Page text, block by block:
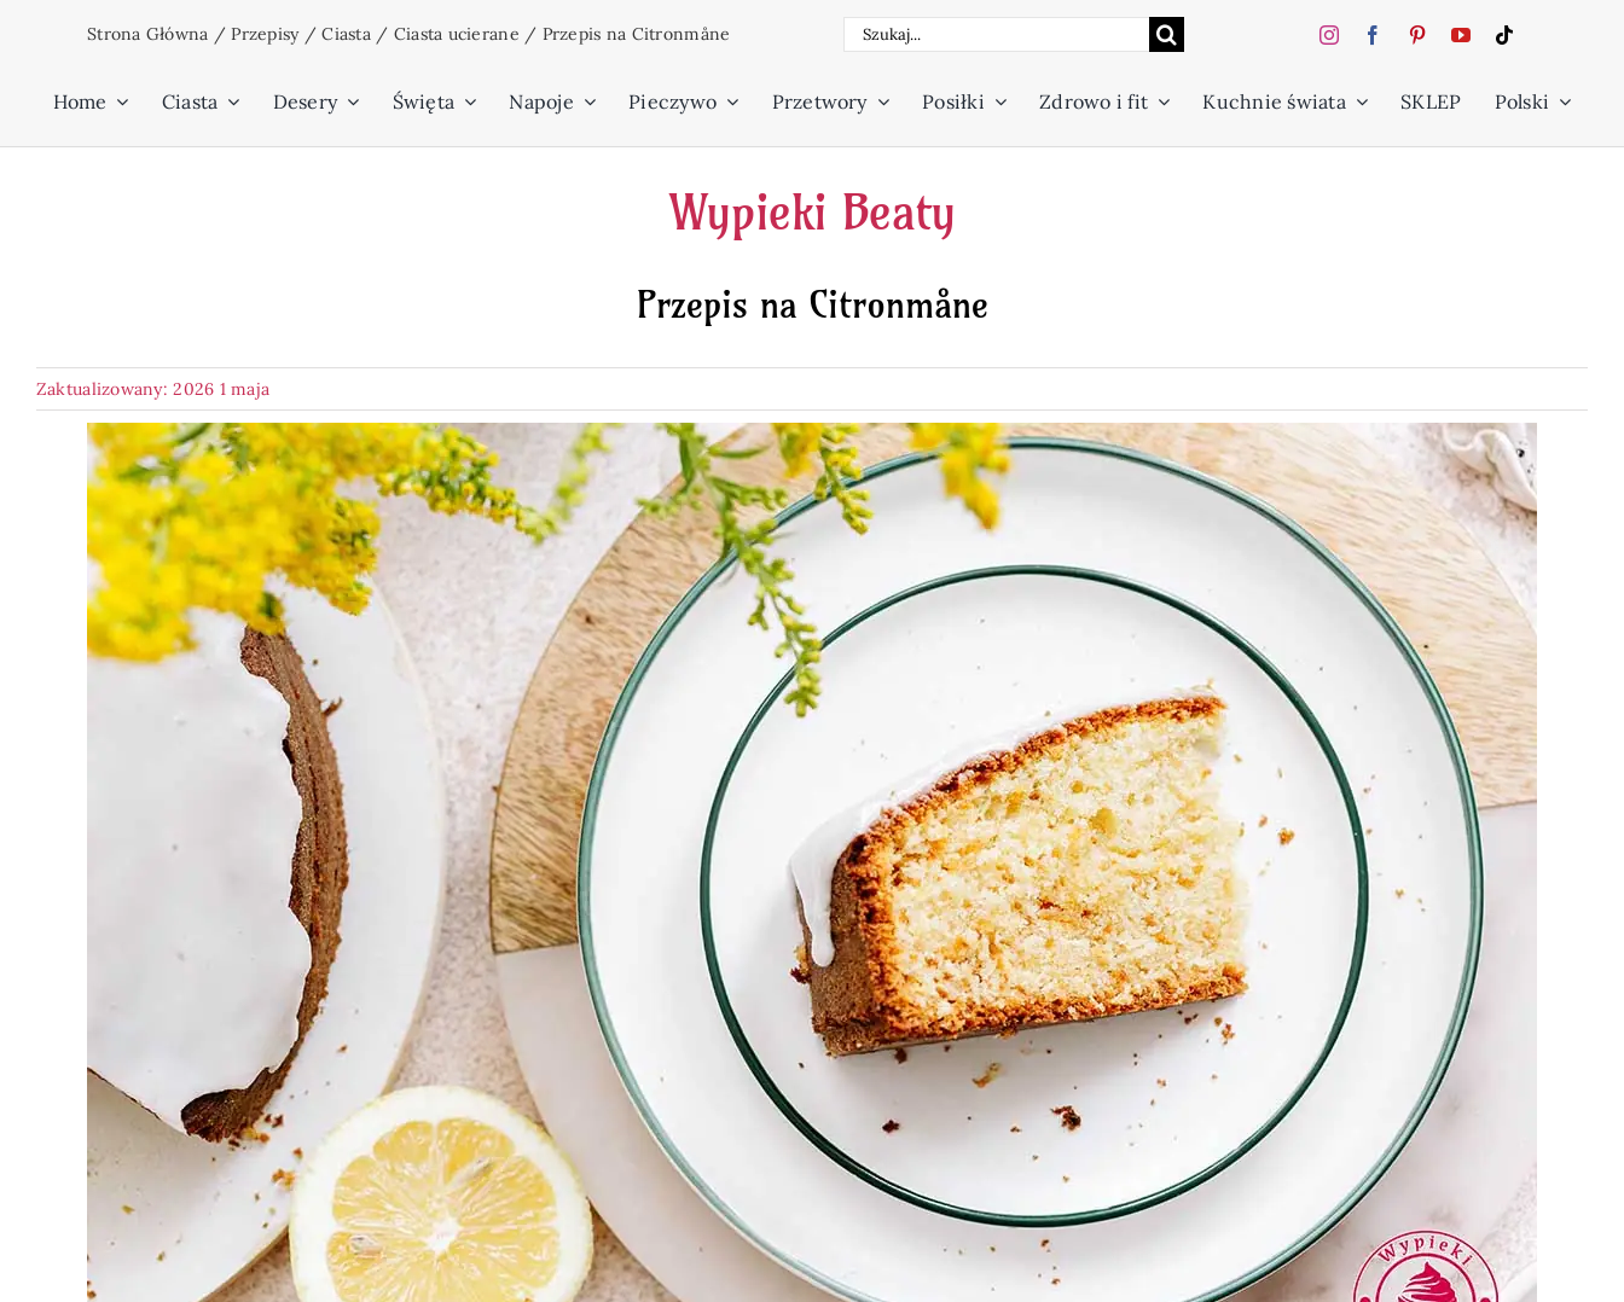
Strona Główna /Przepisy/Ciasta/ Ciasta ucierane / Przepis na Citronmåne Szukaj
Home Ciasta Desery Święta Napoje Pieczywo Przetwory Posiłki Zdrowo i fit Kuchnie świata SKLEP Polski
Wypieki Beaty
Przepis na Citronmåne
Zaktualizowany: 2026 1 maja